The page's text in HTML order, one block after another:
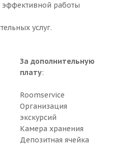
работы
услуг.
За дополнительную
плату:
Roomservice
Организация
экскурсий
Камера хранения
Депозитная ячейка